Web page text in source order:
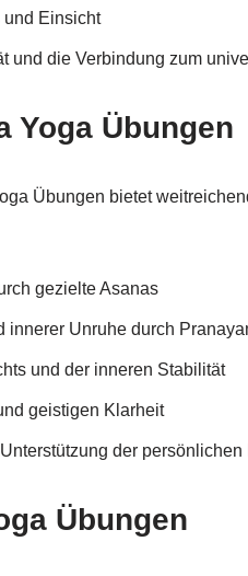
und Einsicht
und die Verbindung zum
Yoga Übungen
Übungen bietet
gezielte Asanas
Unruhe durch
und der inneren Stabilität
geistigen Klarheit
der
Übungen